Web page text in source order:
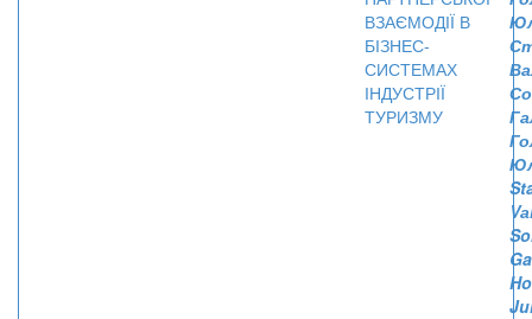
ВЗАЄМОДІЇ В
БІЗНЕС-
СИСТЕМАХ
ІНДУСТРІЇ
ТУРИЗМУ